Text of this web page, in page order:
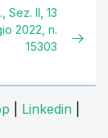
Sez. II, 13
2022, n.
15303
Linkedin